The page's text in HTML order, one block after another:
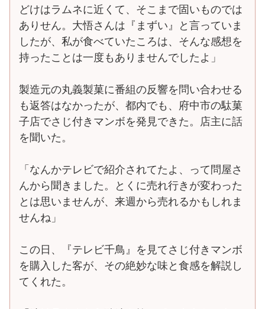
どけはラムネに近くて、そこまで固いものでは
ありせん。大悟さんは『まずい』と言っていま
したが、私が食べていたころは、そんな感想を
持ったことは一度もありませんでしたよ」
製造元の丸義製菓に番組の反響を問い合わせる
も返答はなかったが、都内でも、府中市の駄菓
子店でさじ付きマンボを発見できた。店主に話
を聞いた。
「なんかテレビで紹介されてたよ、って問屋さ
んから聞きました。とくに売れ行きが変わった
とは思いませんが、来週から売れるかもしれま
せんね」
この日、『テレビ千鳥』を見てさじ付きマンボ
を購入した客が、その絶妙な味と食感を解説し
てくれた。